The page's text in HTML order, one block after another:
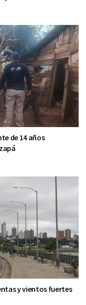
de 14 años
y vientos fuertes